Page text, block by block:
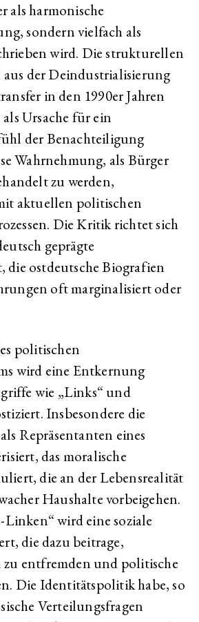
als harmonische
sondern vielfach als
wird. Die strukturellen
der Deindustrialisierung
in den 1990er Jahren
Ursache für ein
der Benachteiligung
Wahrnehmung, als Bürger
zu werden,
aktuellen politischen
Die Kritik richtet sich
geprägte
die ostdeutsche Biografien
oft marginalisiert oder
politischen
wird eine Entkernung
wie „Links“ und
Insbesondere die
Repräsentanten eines
das moralische
die an der Lebensrealität
Haushalte vorbeigehen.
Linken“ wird eine soziale
die dazu beitrage,
zu entfremden und politische
Die Identitätspolitik habe, so
Verteilungsfragen